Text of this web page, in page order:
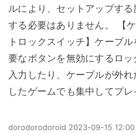
ルにより、セットアップす
する必要はありません。 【
トロックスイッチ】ケーブ
要なボタンを無効にするロ
入力したり、ケーブルが外
したゲームでも集中してプレ
dorodorodoroid 2023-09-15 12:00